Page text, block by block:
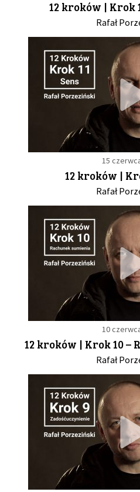
DLA
12 kroków | Krok
Rafał
15
12 kroków |
Rafał
10
12 kroków | Krok 10 –
Rafał